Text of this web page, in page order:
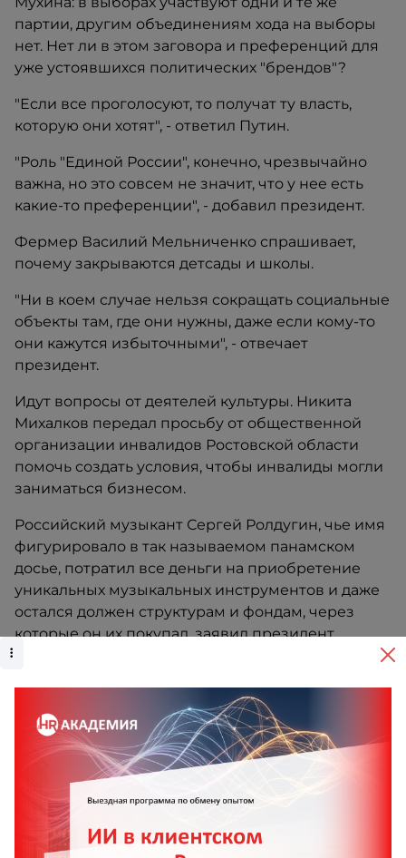
партии, другим объединениям хода на выборы
нет. Нет ли в этом заговора и преференций для
уже устоявшихся политических "брендов"?
"Если все проголосуют, то получат ту власть,
которую они хотят", - ответил Путин.
"Роль "Единой России", конечно, чрезвычайно
важна, но это совсем не значит, что у нее есть
какие-то преференции", - добавил президент.
Фермер Василий Мельниченко спрашивает,
почему закрываются детсады и школы.
"Ни в коем случае нельзя сокращать социальные
объекты там, где они нужны, даже если кому-то
они кажутся избыточными", - отвечает
президент.
Идут вопросы от деятелей культуры. Никита
Михалков передал просьбу от общественной
организации инвалидов Ростовской области
помочь создать условия, чтобы инвалиды могли
заниматься бизнесом.
Российский музыкант Сергей Ролдугин, чье имя
фигурировало в так называемом панамском
досье, потратил все деньги на приобретение
уникальных музыкальных инструментов и даже
остался должен структурам и фондам, через
которые он их покупал, заявил президент.
Павлович Ролдугин, о котором идет речь, что он
мог додуматься, чтобы все заработанные там
деньги, направить на приобретение
музыкальных инструментов. У нас еще в России
можно представить себе взятку в виде борзых
щенков, но скрипками и виолончелями, я что-то
такого не слышал", - пояснил Путин.